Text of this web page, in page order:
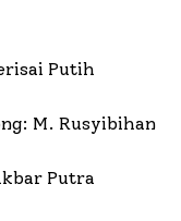
Putih
M. Rusyibihan
Putra